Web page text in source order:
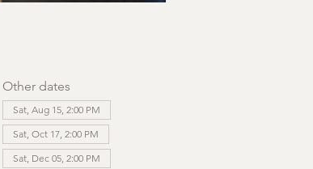
Other dates
Sat, Aug 15, 2:00 PM
Sat, Oct 17, 2:00 PM
Sat, Dec 05, 2:00 PM